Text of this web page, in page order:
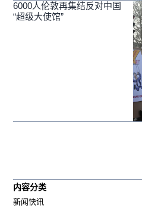
6000人伦敦再集结反对中国
“超级大使馆”
内容分类
新闻快讯